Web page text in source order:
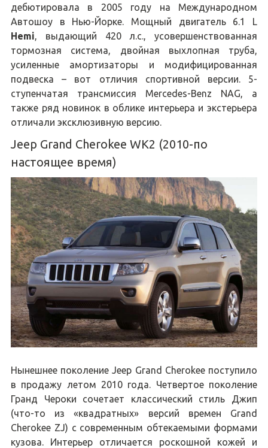
дебютировала в 2005 году на Международном
Автошоу в Нью-Йорке. Мощный двигатель 6.1 L
Hemi, выдающий 420 л.с., усовершенствованная
тормозная система, двойная выхлопная труба,
усиленные амортизаторы и модифицированная
подвеска – вот отличия спортивной версии. 5-
ступенчатая трансмиссия Mercedes-Benz NAG, а
также ряд новинок в облике интерьера и экстерьера
отличали эксклюзивную версию.
Jeep Grand Cherokee WK2 (2010-по
настоящее время)
Нынешнее поколение Jeep Grand Cherokee поступило
в продажу летом 2010 года. Четвертое поколение
Гранд Чероки сочетает классический стиль Джип
(что-то из «квадратных» версий времен Grand
Cherokee ZJ) с современным обтекаемыми формами
кузова. Интерьер отличается роскошной кожей и